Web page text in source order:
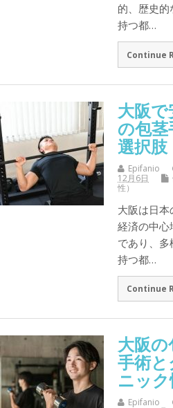
的、歴史的
持つ都…
Continue
大阪で
の包茎
選択肢
Epifanio
12月6日
性）
大阪は日本
経済の中心
であり、多
持つ都…
Continue
大阪の
手術と
ニッ
Epifanio